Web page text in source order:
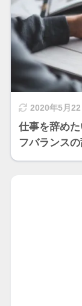
2020年5月22
仕事を辞め
フバランス